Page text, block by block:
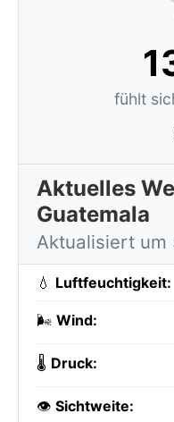
fühlt
Aktuelles
Guatemala
Aktualisiert um
💧 Luftfeuchtigkeit:
🌬️ Wind:
🌡️ Druck:
👁️ Sichtweite: